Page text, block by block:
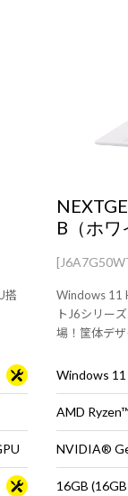
搭
B（ホワ
Windows 11
トJ6シリー
場！筐体デ
Windows 11
AMD
NVIDIA®